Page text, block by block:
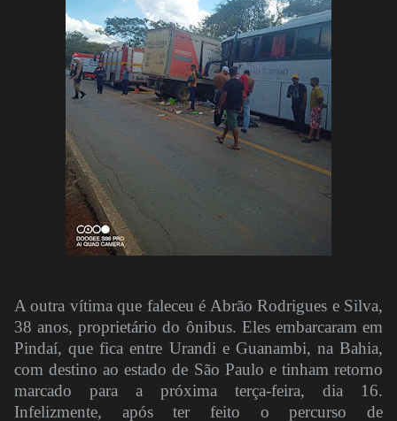
A outra vítima que faleceu é Abrão Rodrigues e Silva,
38 anos, proprietário do ônibus. Eles embarcaram em
Pindaí, que fica entre Urandi e Guanambi, na Bahia,
com destino ao estado de São Paulo e tinham retorno
marcado para a próxima terça-feira, dia 16.
Infelizmente, após ter feito o percurso de